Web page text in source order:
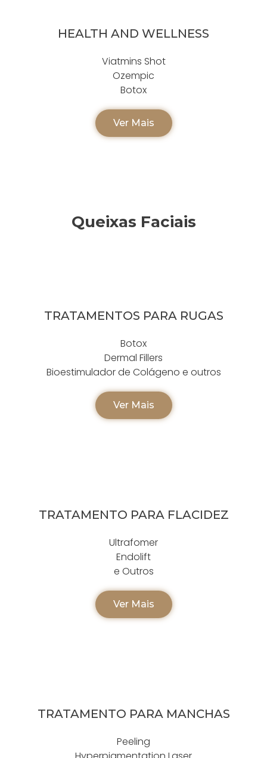
HEALTH AND WELLNESS
Viatmins Shot
Ozempic
Botox
Ver Mais
Queixas Faciais
TRATAMENTOS PARA RUGAS
Botox
Dermal Fillers
Bioestimulador de Colágeno e outros
Ver Mais
TRATAMENTO PARA FLACIDEZ
Ultrafomer
Endolift
e Outros
Ver Mais
TRATAMENTO PARA MANCHAS
Peeling